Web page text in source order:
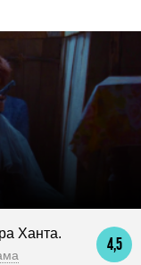
4,5
Ханта.